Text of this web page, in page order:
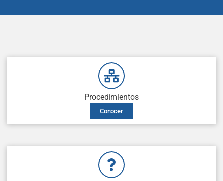
Procedimientos
Conocer